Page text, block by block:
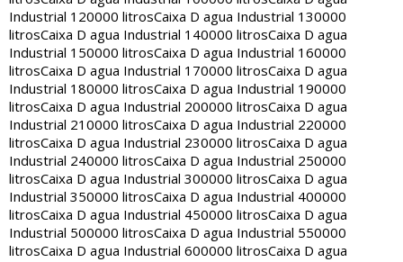
Industrial 120000 litrosCaixa D agua Industrial 130000
litrosCaixa D agua Industrial 140000 litrosCaixa D agua
Industrial 150000 litrosCaixa D agua Industrial 160000
litrosCaixa D agua Industrial 170000 litrosCaixa D agua
Industrial 180000 litrosCaixa D agua Industrial 190000
litrosCaixa D agua Industrial 200000 litrosCaixa D agua
Industrial 210000 litrosCaixa D agua Industrial 220000
litrosCaixa D agua Industrial 230000 litrosCaixa D agua
Industrial 240000 litrosCaixa D agua Industrial 250000
litrosCaixa D agua Industrial 300000 litrosCaixa D agua
Industrial 350000 litrosCaixa D agua Industrial 400000
litrosCaixa D agua Industrial 450000 litrosCaixa D agua
Industrial 500000 litrosCaixa D agua Industrial 550000
litrosCaixa D agua Industrial 600000 litrosCaixa D agua